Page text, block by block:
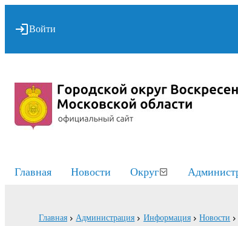
Войти
Главная Новости Округ
Главная Администрация Информация Новости